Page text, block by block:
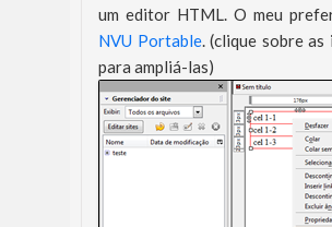
um editor HTML. O meu
NVU Portable. (clique sobre as
para ampliá-las)